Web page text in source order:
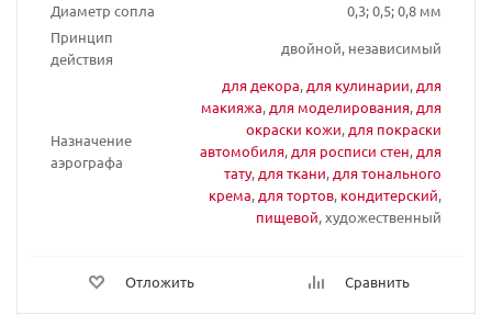
Диаметр сопла
0,3; 0,5; 0,8 мм
Принцип
действия
двойной, независимый
Назначение
аэрографа
для декора, для кулинарии, для
макияжа, для моделирования, для
окраски кожи, для покраски
автомобиля, для росписи стен, для
тату, для ткани, для тонального
крема, для тортов, кондитерский,
пищевой, художественный
Отложить Сравнить